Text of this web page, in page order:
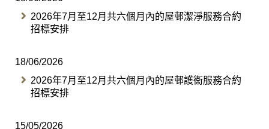
2026年7月至12月共六個月內的屋邨潔淨服務合約
招標安排
18/06/2026
2026年7月至12月共六個月內的屋邨護衞服務合約
招標安排
15/05/2026